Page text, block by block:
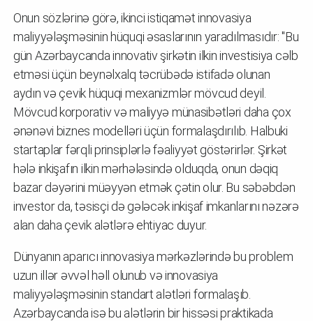
Onun sözlərinə görə, ikinci istiqamət innovasiya
maliyyələşməsinin hüquqi əsaslarının yaradılmasıdır: "Bu
gün Azərbaycanda innovativ şirkətin ilkin investisiya cəlb
etməsi üçün beynəlxalq təcrübədə istifadə olunan
aydın və çevik hüquqi mexanizmlər mövcud deyil.
Mövcud korporativ və maliyyə münasibətləri daha çox
ənənəvi biznes modelləri üçün formalaşdırılıb. Halbuki
startaplar fərqli prinsiplərlə fəaliyyət göstərirlər. Şirkət
hələ inkişafın ilkin mərhələsində olduqda, onun dəqiq
bazar dəyərini müəyyən etmək çətin olur. Bu səbəbdən
investor da, təsisçi də gələcək inkişaf imkanlarını nəzərə
alan daha çevik alətlərə ehtiyac duyur.
Dünyanın aparıcı innovasiya mərkəzlərində bu problem
uzun illər əvvəl həll olunub və innovasiya
maliyyələşməsinin standart alətləri formalaşıb.
Azərbaycanda isə bu alətlərin bir hissəsi praktikada